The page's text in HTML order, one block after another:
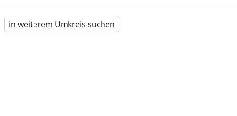
in weiterem Umkreis suchen